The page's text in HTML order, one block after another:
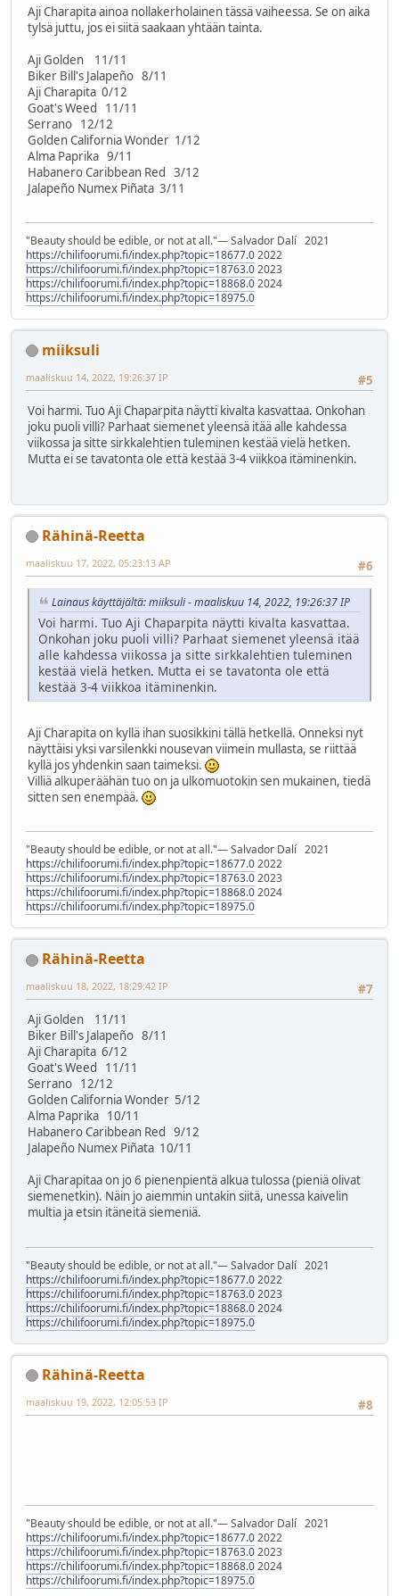
Aji Charapita ainoa nollakerholainen tässä vaiheessa. Se on aika
tylsä juttu, jos ei siitä saakaan yhtään tainta.
Aji Golden 11/11
Biker Bill's Jalapeño 8/11
Aji Charapita 0/12
Goat's Weed 11/11
Serrano 12/12
Golden California Wonder 1/12
Alma Paprika 9/11
Habanero Caribbean Red 3/12
Jalapeño Numex Piñata 3/11
"Beauty should be edible, or not at all."― Salvador Dalí 2021
https://chilifoorumi.fi/index.php?topic=18677.02022
https://chilifoorumi.fi/index.php?topic=18763.02023
https://chilifoorumi.fi/index.php?topic=18868.02024
https://chilifoorumi.fi/index.php?topic=18975.0
miiksuli
#5
maaliskuu 14, 2022, 19:26:37 IP
Voi harmi. Tuo Aji Chaparpita näytti kivalta kasvattaa. Onkohan
joku puoli villi? Parhaat siemenet yleensä itää alle kahdessa
viikossa ja sitte sirkkalehtien tuleminen kestää vielä hetken.
Mutta ei se tavatonta ole että kestää 3-4 viikkoa itäminenkin.
Rähinä-Reetta
#6
maaliskuu 17, 2022, 05:23:13 AP
Lainaus käyttäjältä: miiksuli - maaliskuu 14, 2022, 19:26:37 IP
Voi harmi. Tuo Aji Chaparpita näytti kivalta kasvattaa.
Onkohan joku puoli villi? Parhaat siemenet yleensä itää
alle kahdessa viikossa ja sitte sirkkalehtien tuleminen
kestää vielä hetken. Mutta ei se tavatonta ole että
kestää 3-4 viikkoa itäminenkin.
Aji Charapita on kyllä ihan suosikkini tällä hetkellä. Onneksi nyt
näyttäisi yksi varsilenkki nousevan viimein mullasta, se riittää
kyllä jos yhdenkin saan taimeksi.
Villiä alkuperäähän tuo on ja ulkomuotokin sen mukainen, tiedä
sitten sen enempää.
"Beauty should be edible, or not at all."― Salvador Dalí 2021
https://chilifoorumi.fi/index.php?topic=18677.02022
https://chilifoorumi.fi/index.php?topic=18763.02023
https://chilifoorumi.fi/index.php?topic=18868.02024
https://chilifoorumi.fi/index.php?topic=18975.0
Rähinä-Reetta
#7
maaliskuu 18, 2022, 18:29:42 IP
Aji Golden 11/11
Biker Bill's Jalapeño 8/11
Aji Charapita 6/12
Goat's Weed 11/11
Serrano 12/12
Golden California Wonder 5/12
Alma Paprika 10/11
Habanero Caribbean Red 9/12
Jalapeño Numex Piñata 10/11
Aji Charapitaa on jo 6 pienenpientä alkua tulossa (pieniä olivat
siemenetkin). Näin jo aiemmin untakin siitä, unessa kaivelin
multia ja etsin itäneitä siemeniä.
"Beauty should be edible, or not at all."― Salvador Dalí 2021
https://chilifoorumi.fi/index.php?topic=18677.02022
https://chilifoorumi.fi/index.php?topic=18763.02023
https://chilifoorumi.fi/index.php?topic=18868.02024
https://chilifoorumi.fi/index.php?topic=18975.0
Rähinä-Reetta
#8
maaliskuu 19, 2022, 12:05:53 IP
"Beauty should be edible, or not at all."― Salvador Dalí 2021
https://chilifoorumi.fi/index.php?topic=18677.02022
https://chilifoorumi.fi/index.php?topic=18763.02023
https://chilifoorumi.fi/index.php?topic=18868.02024
https://chilifoorumi.fi/index.php?topic=18975.0